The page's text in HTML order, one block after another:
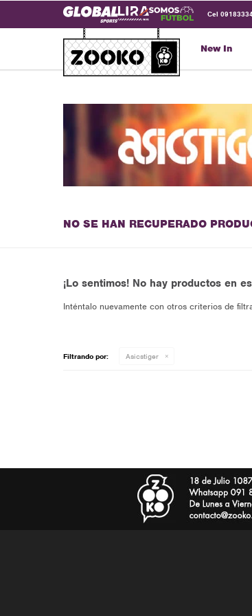
New In
Cel
NO SE HAN RECUPERADO
¡Lo sentimos! No hay productos en
Inténtalo nuevamente con otros criterios de
Filtrando por: Asicstiger